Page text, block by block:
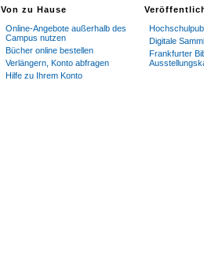
Von zu Hause
Online-Angebote außerhalb des
Campus nutzen
Bücher online bestellen
Verlängern, Konto abfragen
Hilfe zu Ihrem Konto
Digitale
Frankfurter